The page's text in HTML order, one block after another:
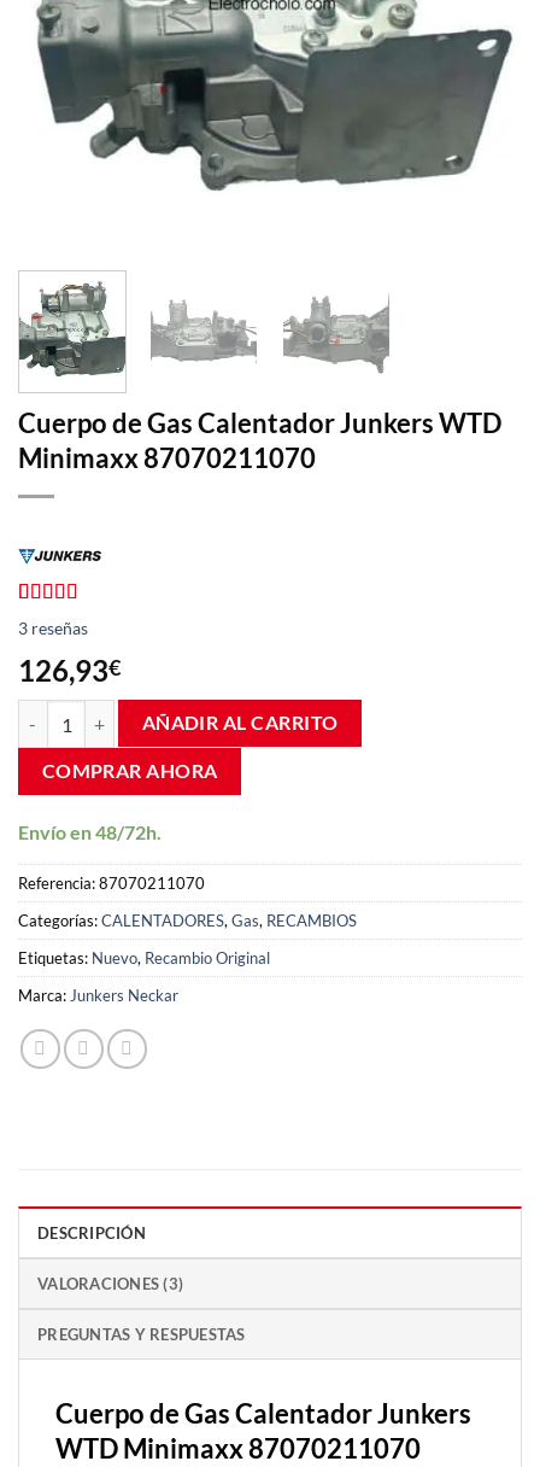
Cuerpo de Gas Calentador Junkers WTD
Minimaxx 87070211070
Valorado
con4.67de
5 en base a
3
valoraciones
de clientes
3 reseñas
126,93€
Cuerpo de Gas Calentador Junkers WTD Minimaxx 87070211070
AÑADIR AL CARRITO
COMPRAR AHORA
Envío en 48/72h.
Referencia:87070211070
Categorías:CALENTADORES,Gas, RECAMBIOS
Etiquetas: Nuevo, Recambio Original
Marca:Junkers Neckar
DESCRIPCIÓN
VALORACIONES (3)
PREGUNTAS Y RESPUESTAS
Cuerpo de Gas Calentador Junkers
WTD Minimaxx 87070211070